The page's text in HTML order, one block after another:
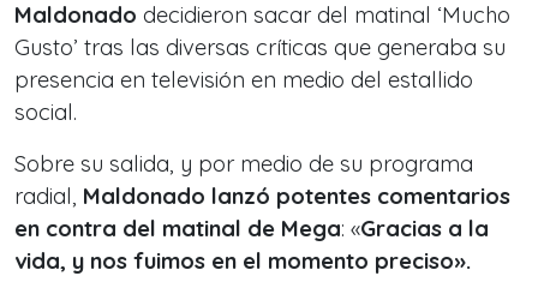
Maldonado decidieron sacar del matinal ‘Mucho
Gusto’ tras las diversas críticas que generaba su
presencia en televisión en medio del estallido
social.
Sobre su salida, y por medio de su programa
radial, Maldonado lanzó potentes comentarios
en contra del matinal de Mega: «Gracias a la
vida, y nos fuimos en el momento preciso».